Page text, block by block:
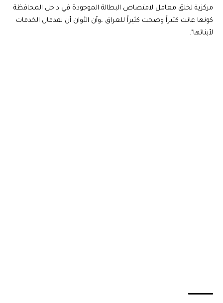
مركزية لخلق معامل لامتصاص البطالة الموجودة في داخل المحافظة
كونها عانت كثيراً وضحت كثيراً للعراق ،وآن الأوان أن تقدمان الخدمات
لأبنائها".